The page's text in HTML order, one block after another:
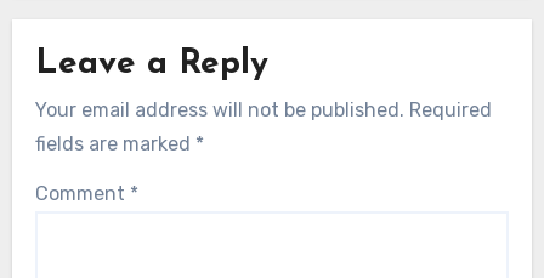
Leave a Reply
Your email address will not be published. Required
fields are marked *
Comment *